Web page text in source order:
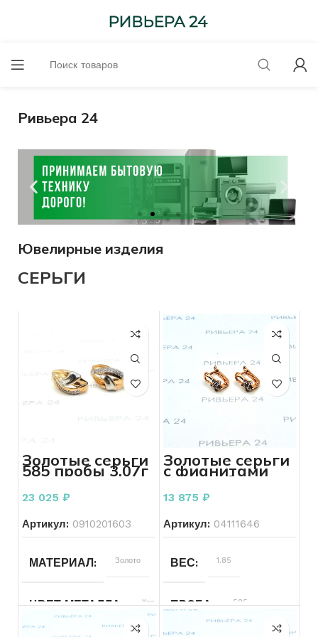
Ривьера 24
Оценим онлайн!
Ювелирные изделия
СЕРЬГИ
Золотые серьги
585 пробы 3,07г
23 025 ₽
Артикул: 0910201603
МАТЕРИАЛ Золото
ЦВЕТ МЕТАЛЛА Красный
Золотые серьги
с фианитами
585 проба 1.85
грамм
13 875 ₽
Артикул: 04111646
ВЕС 1.85
ПРОБА 585